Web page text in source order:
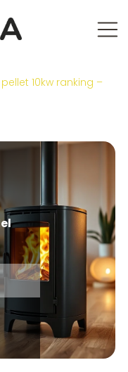
10kw ranking –